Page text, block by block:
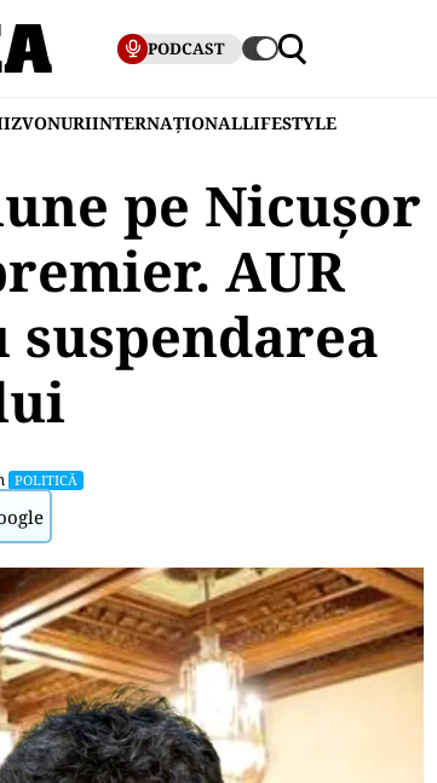
PODCAST
ZVONURIINTERNAȚIONALLIFESTYLE
pe Nicușor
AUR
POLITICĂ